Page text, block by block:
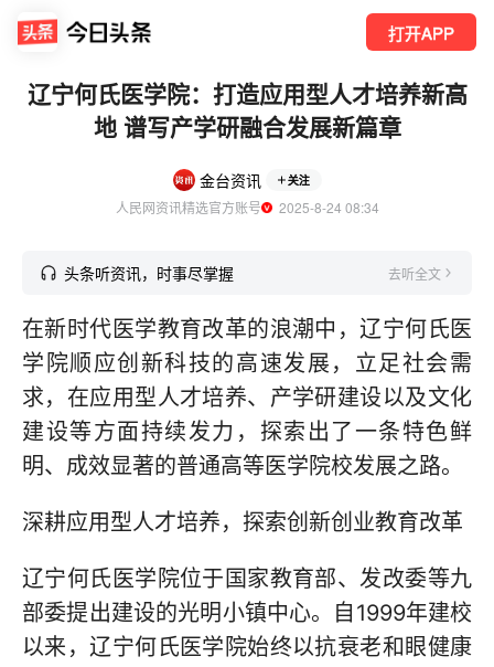
打开APP
辽宁何氏医学院：打造应用型人才培养新高
地 谱写产学研融合发展新篇章
金台资讯 关注
人民网资讯精选官方账号
  2025-8-24 08:34
头条听资讯，时事尽掌握 去听全文
在新时代医学教育改革的浪潮中，辽宁何氏医
学院顺应创新科技的高速发展，立足社会需
求，在应用型人才培养、产学研建设以及文化
建设等方面持续发力，探索出了一条特色鲜
明、成效显著的普通高等医学院校发展之路。
深耕应用型人才培养，探索创新创业教育改革
辽宁何氏医学院位于国家教育部、发改委等九
部委提出建设的光明小镇中心。自1999年建校
以来，辽宁何氏医学院始终以抗衰老和眼健康